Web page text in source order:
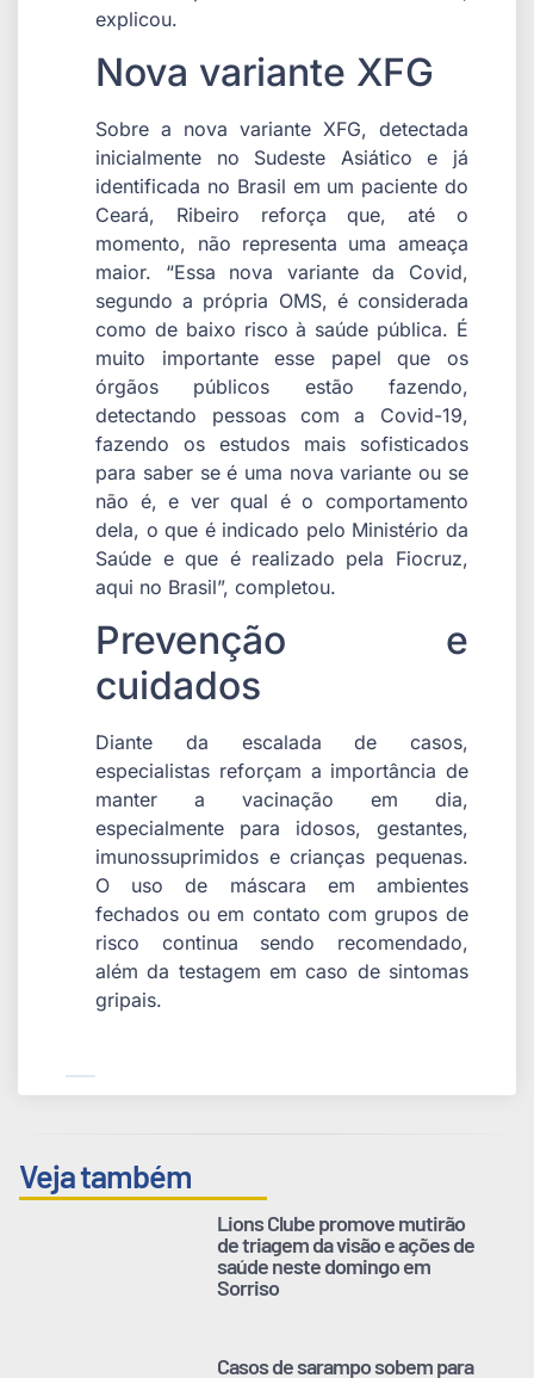
explicou.
Nova variante XFG
Sobre a nova variante XFG, detectada
inicialmente no Sudeste Asiático e já
identificada no Brasil em um paciente do
Ceará, Ribeiro reforça que, até o
momento, não representa uma ameaça
maior. “Essa nova variante da Covid,
segundo a própria OMS, é considerada
como de baixo risco à saúde pública. É
muito importante esse papel que os
órgãos públicos estão fazendo,
detectando pessoas com a Covid-19,
fazendo os estudos mais sofisticados
para saber se é uma nova variante ou se
não é, e ver qual é o comportamento
dela, o que é indicado pelo Ministério da
Saúde e que é realizado pela Fiocruz,
aqui no Brasil”, completou.
Prevenção e
cuidados
Diante da escalada de casos,
especialistas reforçam a importância de
manter a vacinação em dia,
especialmente para idosos, gestantes,
imunossuprimidos e crianças pequenas.
O uso de máscara em ambientes
fechados ou em contato com grupos de
risco continua sendo recomendado,
além da testagem em caso de sintomas
gripais.
Veja também
Lions Clube promove mutirão
de triagem da visão e ações de
saúde neste domingo em
Sorriso
Casos de sarampo sobem para